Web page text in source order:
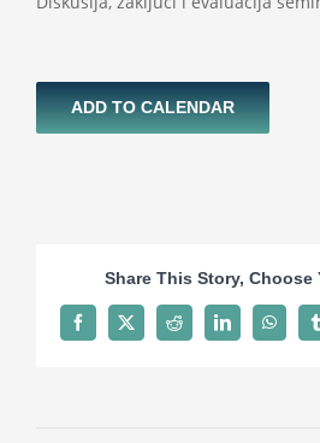
ADD TO CALENDAR
Share This Story, Choose
Facebook
X Reddit LinkedIn